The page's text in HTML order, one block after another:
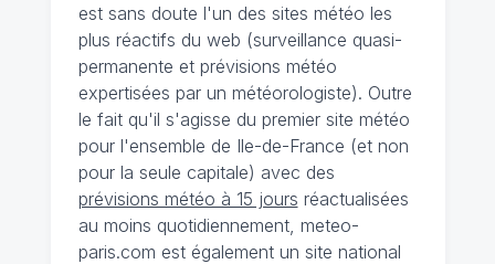
est sans doute l'un des sites météo les
plus réactifs du web (surveillance quasi-
permanente et prévisions météo
expertisées par un météorologiste). Outre
le fait qu'il s'agisse du premier site météo
pour l'ensemble de Ile-de-France (et non
pour la seule capitale) avec des
prévisions météo à 15 jours réactualisées
au moins quotidiennement, meteo-
paris.com est également un site national